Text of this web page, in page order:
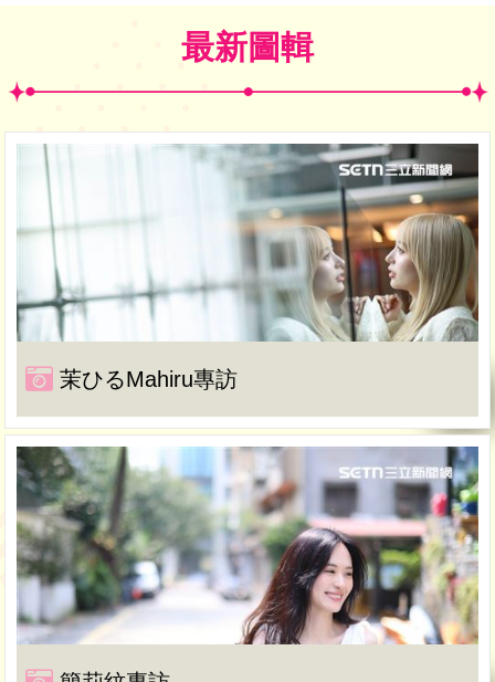
最新圖輯
茉ひるMahiru專訪